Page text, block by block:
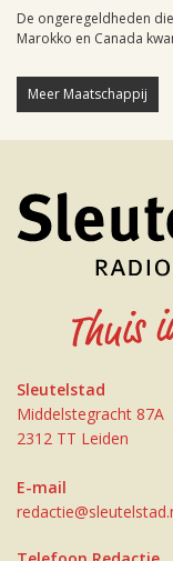
De ongeregeldheden
Marokko en Canada
Meer Maatschappij
Sleutelstad
Middelstegracht 87A
2312 TT Leiden
E-mail